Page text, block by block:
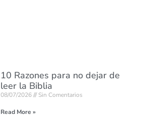
10 Razones para no dejar de
leer la Biblia
08/07/2026 Sin Comentarios
Read More »